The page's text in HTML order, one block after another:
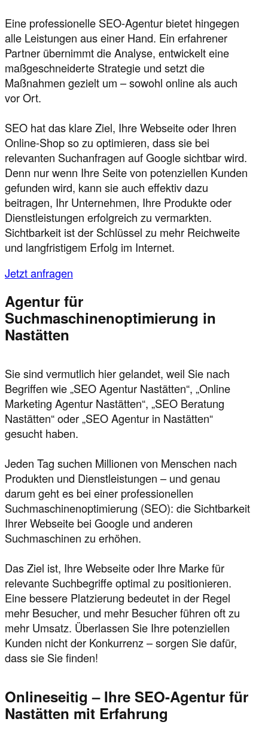
Eine professionelle SEO-Agentur bietet hingegen
alle Leistungen aus einer Hand. Ein erfahrener
Partner übernimmt die Analyse, entwickelt eine
maßgeschneiderte Strategie und setzt die
Maßnahmen gezielt um – sowohl online als auch
vor Ort.
SEO hat das klare Ziel, Ihre Webseite oder Ihren
Online-Shop so zu optimieren, dass sie bei
relevanten Suchanfragen auf Google sichtbar wird.
Denn nur wenn Ihre Seite von potenziellen Kunden
gefunden wird, kann sie auch effektiv dazu
beitragen, Ihr Unternehmen, Ihre Produkte oder
Dienstleistungen erfolgreich zu vermarkten.
Sichtbarkeit ist der Schlüssel zu mehr Reichweite
und langfristigem Erfolg im Internet.
Jetzt anfragen
Agentur für
Suchmaschinenoptimierung in
Nastätten
Sie sind vermutlich hier gelandet, weil Sie nach
Begriffen wie „SEO Agentur Nastätten“, „Online
Marketing Agentur Nastätten“, „SEO Beratung
Nastätten“ oder „SEO Agentur in Nastätten“
gesucht haben.
Jeden Tag suchen Millionen von Menschen nach
Produkten und Dienstleistungen – und genau
darum geht es bei einer professionellen
Suchmaschinenoptimierung (SEO): die Sichtbarkeit
Ihrer Webseite bei Google und anderen
Suchmaschinen zu erhöhen.
Das Ziel ist, Ihre Webseite oder Ihre Marke für
relevante Suchbegriffe optimal zu positionieren.
Eine bessere Platzierung bedeutet in der Regel
mehr Besucher, und mehr Besucher führen oft zu
mehr Umsatz. Überlassen Sie Ihre potenziellen
Kunden nicht der Konkurrenz – sorgen Sie dafür,
dass sie Sie finden!
Onlineseitig – Ihre SEO-Agentur für
Nastätten mit Erfahrung